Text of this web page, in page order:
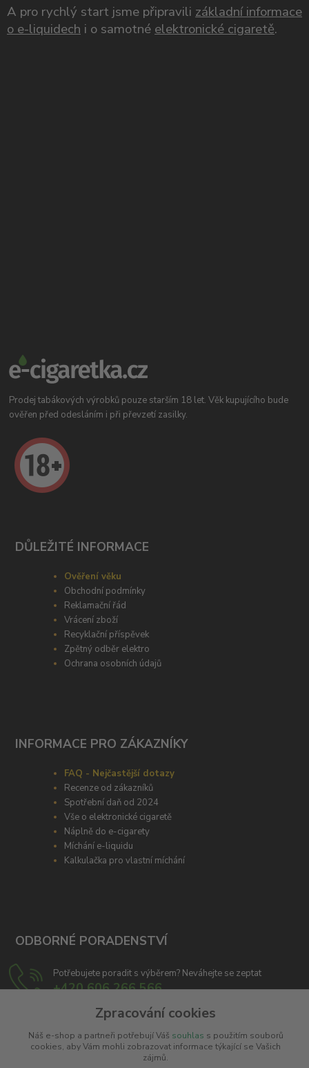
A pro rychlý start jsme připravili základní informace
o e-liquidech i o samotné elektronické cigaretě.
Prodej tabákových výrobků pouze starším 18 let. Věk kupujícího bude
ověřen před odesláním i při převzetí zasilky.
DŮLEŽITÉ INFORMACE
Ověření věku
Obchodní podmínky
Reklamační řád
Vrácení zboží
Recyklační příspěvek
Zpětný odběr elektro
Ochrana osobních údajů
INFORMACE PRO ZÁKAZNÍKY
FAQ - Nejčastější dotazy
Recenze od zákazníků
Spotřební daň od 2024
Vše o elektronické cigaretě
Náplně do e-cigarety
Míchání e-liquidu
Kalkulačka pro vlastní míchání
ODBORNÉ PORADENSTVÍ
Potřebujete poradit s výběrem? Neváhejte se zeptat
+420 606 266 566
info@e-cigaretka.czZpracování cookies
Náš e-shop a partneři potřebují Váš souhlas s použitím souborů
cookies, aby Vám mohli zobrazovat informace týkající se Vašich
zájmů.